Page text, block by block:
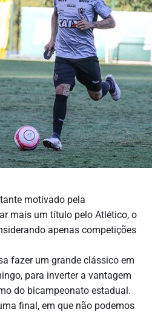
motivado pela
mais um título pelo Atlético, o
apenas competições
fazer um grande clássico em
para inverter a vantagem
do bicampeonato estadual.
final, em que não podemos